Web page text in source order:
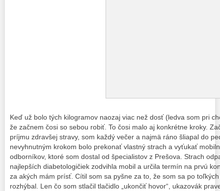
Keď už bolo tých kilogramov naozaj viac než dosť (ledva som pri
že začnem čosi so sebou robiť. To čosi malo aj konkrétne kroky.
príjmu zdravšej stravy, som každý večer a najmä ráno šliapal do
nevyhnutným krokom bolo prekonať vlastný strach a vyťukať
odborníkov, ktoré som dostal od špecialistov z Prešova. Strach
najlepších diabetologičiek zodvihla mobil a určila termín na prvú
za akých mám prísť. Cítil som sa pyšne za to, že som sa po
rozhýbal. Len čo som stlačil tlačidlo „ukončiť hovor“, ukazovák